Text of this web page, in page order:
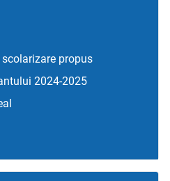
propus
2024-2025